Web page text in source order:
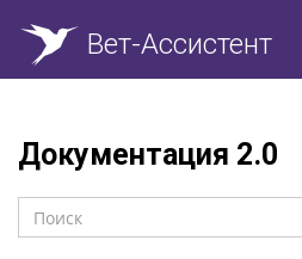
Вет-Ассистент
Документация 2.0